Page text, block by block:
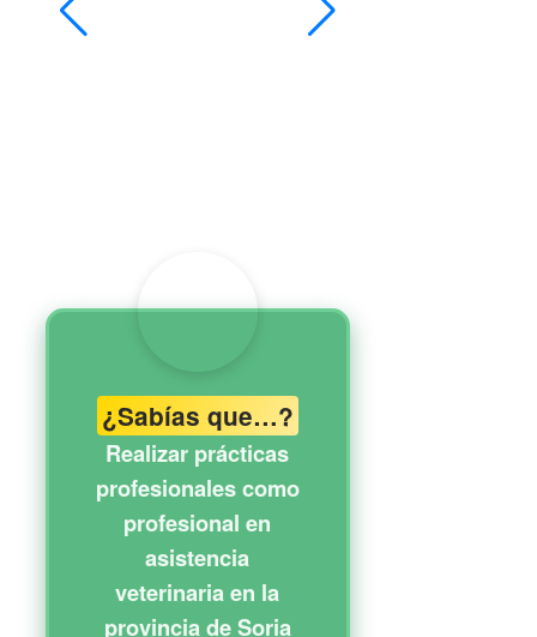
¿Sabías que…?
Realizar prácticas
profesionales como
profesional en
asistencia
veterinaria en la
provincia de Soria